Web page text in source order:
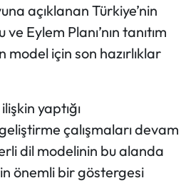
açıklanan Türkiye’nin
Eylem Planı’nın tanıtım
için son hazırlıklar
yaptığı
çalışmaları devam
dil modelinin bu alanda
önemli bir göstergesi